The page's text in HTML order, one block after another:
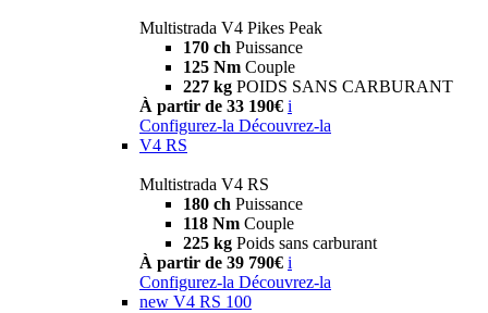
Multistrada V4 Pikes Peak
170 ch Puissance
125 Nm Couple
227 kg POIDS SANS CARBURANT
À partir de 33 190€ i
Configurez-la Découvrez-la
V4 RS
Multistrada V4 RS
180 ch Puissance
118 Nm Couple
225 kg Poids sans carburant
À partir de 39 790€ i
Configurez-la Découvrez-la
new V4 RS 100